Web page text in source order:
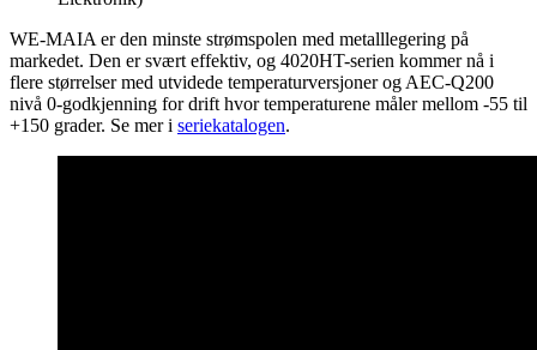
WE-MAIA er den minste strømspolen med metalllegering på
markedet. Den er svært effektiv, og 4020HT-serien kommer nå i
flere størrelser med utvidede temperaturversjoner og AEC-Q200
nivå 0-godkjenning for drift hvor temperaturene måler mellom -55 til
+150 grader. Se mer i seriekatalogen.